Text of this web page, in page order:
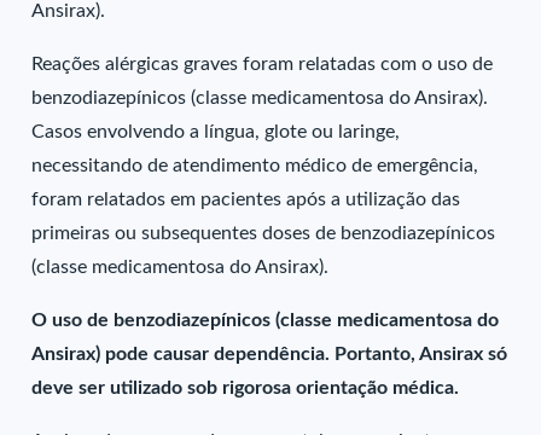
Ansirax).
Reações alérgicas graves foram relatadas com o uso de
benzodiazepínicos (classe medicamentosa do Ansirax).
Casos envolvendo a língua, glote ou laringe,
necessitando de atendimento médico de emergência,
foram relatados em pacientes após a utilização das
primeiras ou subsequentes doses de benzodiazepínicos
(classe medicamentosa do Ansirax).
O uso de benzodiazepínicos (classe medicamentosa do
Ansirax) pode causar dependência. Portanto, Ansirax só
deve ser utilizado sob rigorosa orientação médica.